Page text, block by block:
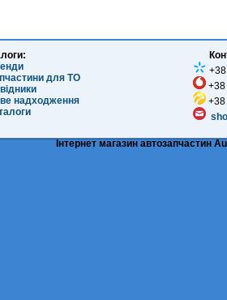
для ТО
надходження
Інтернет магазин автозапчастин